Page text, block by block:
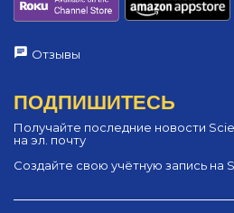
Отзывы
ПОДПИШИТЕСЬ
Получайте последние новости
на эл. почту
Создайте свою учётную запись на